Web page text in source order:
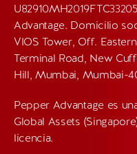
Advantage. Domicilio
VIOS Tower, Off.
Terminal Road, New
Hill, Mumbai, Mumbai-
Pepper Advantage es
Global Assets
licencia.